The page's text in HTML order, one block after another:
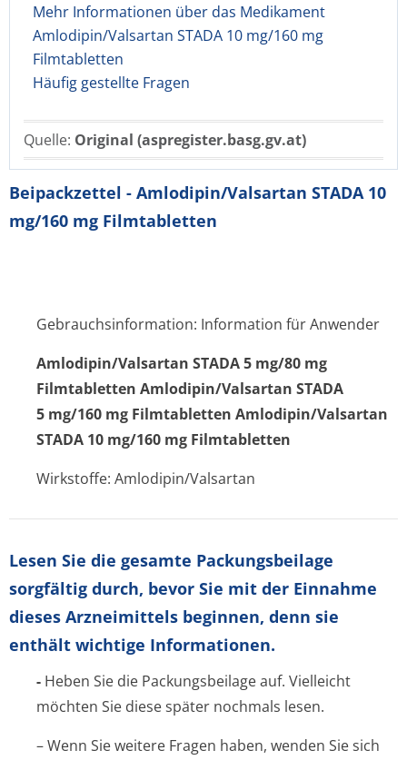
Mehr Informationen über das Medikament
Amlodipin/Valsartan STADA 10 mg/160 mg
Filmtabletten
Häufig gestellte Fragen
Quelle: Original (aspregister.basg.gv.at)
Beipackzettel - Amlodipin/Valsartan STADA 10
mg/160 mg Filmtabletten
Gebrauchsinformation: Information für Anwender
Amlodipin/Val­sartan STADA 5 mg/80 mg
Filmtabletten Amlodipin/Valsartan STADA
5 mg/160 mg Filmtabletten Amlodipin/Valsartan
STADA 10 mg/160 mg Filmtabletten
Wirkstoffe: Amlodipin/Valsartan
Lesen Sie die gesamte Packungsbeilage
sorgfältig durch, bevor Sie mit der Einnahme
dieses Arzneimittels beginnen, denn sie
enthält wichtige Informationen.
- Heben Sie die Packungsbeilage auf. Vielleicht
möchten Sie diese später nochmals lesen.
– Wenn Sie weitere Fragen haben, wenden Sie sich